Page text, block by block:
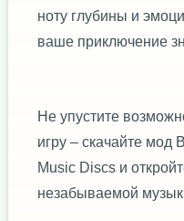
ноту глубины и
ваше приключение
Не упустите
игру – скачайте мод
Music Discs и
незабываемой